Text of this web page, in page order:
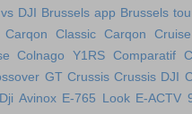
DJI Brussels app Brussels
Carqon Classic Carqon Cruise
Colnago Y1RS Comparatif
GT Crussis Crussis DJI
Dji Avinox E-765 Look E-ACTV